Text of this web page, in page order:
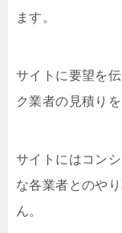
ます。
サイトに要望を
ク業者の見積り
サイトにはコン
な各業者とのや
ん。